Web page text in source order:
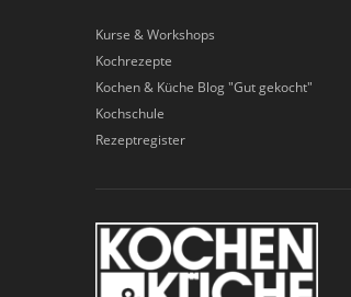
Kurse & Workshops
Kochrezepte
Kochen & Küche Blog "Gut gekocht"
Kochschule
Rezeptregister